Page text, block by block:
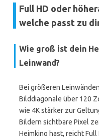
Full HD oder
welche passt zu
Wie groß ist dein
Leinwand?
Bei größeren
Bilddiagonale über 120
wie 4K stärker zur
Bildern sichtbare Pixel
Heimkino hast, reicht